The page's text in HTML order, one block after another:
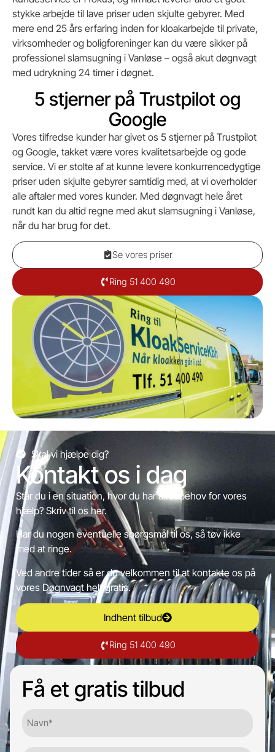
stykke arbejde til lave priser uden skjulte gebyrer. Med
mere end 25 års erfaring inden for kloakarbejde til private,
virksomheder og boligforeninger kan du være sikker på
professionel slamsugning i Vanløse – også akut døgnvagt
med udrykning 24 timer i døgnet.
5 stjerner på Trustpilot og
Google
Vores tilfredse kunder har givet os 5 stjerner på Trustpilot
og Google, takket være vores kvalitetsarbejde og gode
service. Vi er stolte af at kunne levere konkurrencedygtige
priser uden skjulte gebyrer samtidig med, at vi overholder
alle aftaler med vores kunder. Med døgnvagt hele året
rundt kan du altid regne med akut slamsugning i Vanløse,
når du har brug for det.
Se vores priser
Ring 51 400 490
Skal vi hjælpe dig?
Kontakt os i dag
Står du i en situation, hvor du har akut behov for vores
hjælp? Skriv til os her.
Har du nogen eventuelle spørgsmål til os, så tøv ikke
med at ringe.
Ved andre tider så er du velkommen til at kontakte os på
vores Døgnvagt helt gratis.
Indhent tilbud
Ring 51 400 490
Få et gratis tilbud
(Required)